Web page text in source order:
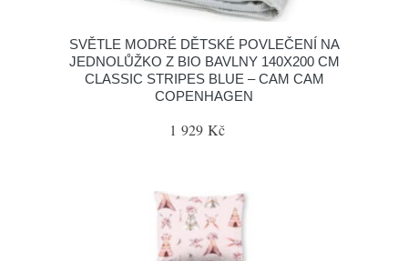
SVĚTLE MODRÉ DĚTSKÉ POVLEČENÍ NA
JEDNOLŮŽKO Z BIO BAVLNY 140X200 CM
CLASSIC STRIPES BLUE – CAM CAM
COPENHAGEN
1 929 Kč